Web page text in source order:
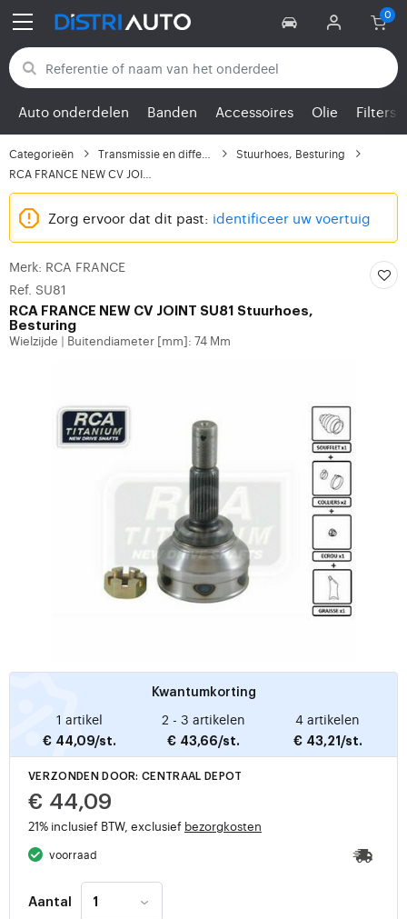
Terug naar categorieën
Auto onderdelen Banden Accessoires Olie Filters
Categorieën
Stuurhoes, Besturing
Zorg ervoor dat dit past: identificeer uw voertuig
Merk: RCA FRANCE
Ref. SU81
RCA FRANCE NEW CV JOINT SU81 Stuurhoes,
Besturing
Wielzijde Buitendiameter [mm]: 74 Mm
Kwantumkorting
1 artikel
€ 44,09/st.
2 - 3 artikelen
€ 43,66/st.
4 artikelen
€ 43,21/st.
VERZONDEN DOOR: CENTRAAL DEPOT
€ 44,09
21% inclusief BTW, exclusief bezorgkosten
voorraad
Aantal